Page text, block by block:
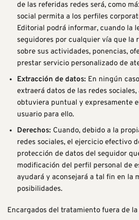
de las referidas redes será, como
social permita a los perfiles
Editorial podrá informar, cuando la
seguidores por cualquier vía que la
sobre sus actividades, ponencias,
prestar servicio personalizado de
Extracción de datos: En ningún
extraerá datos de las redes sociales,
obtuviera puntual y expresamente
usuario para ello.
Derechos: Cuando, debido a la
redes sociales, el ejercicio efectivo
protección de datos del seguidor
modificación del perfil personal de
ayudará y aconsejará a tal fin en la
posibilidades.
Encargados del tratamiento fuera de la